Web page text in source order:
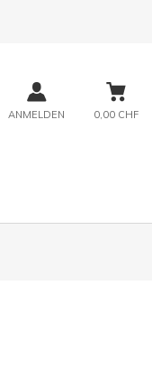
ANMELDEN 0,00 CHF